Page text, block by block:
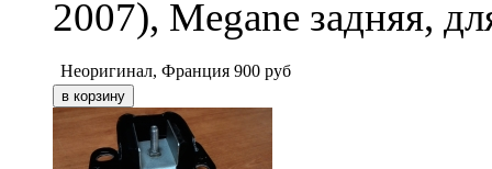
2007), Megane задняя,
Неоригинал, Франция 900 руб